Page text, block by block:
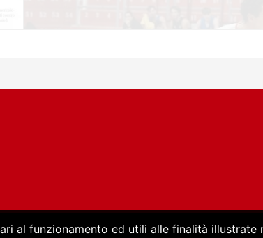
al funzionamento ed utili alle finalità illustrate